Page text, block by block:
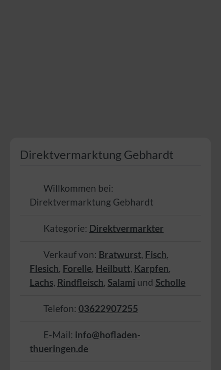
Direktvermarktung Gebhardt
Willkommen bei:
Direktvermarktung Gebhardt
Kategorie: Direktvermarkter
Verkauf von: Bratwurst, Fisch,
Flesich, Forelle, Heilbutt, Karpfen,
Lachs, Rindfleisch, Salami und Scholle
Telefon: 03622907255
E-Mail: info@hofladen-
thueringen.de